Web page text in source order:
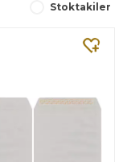
Stoktakiler